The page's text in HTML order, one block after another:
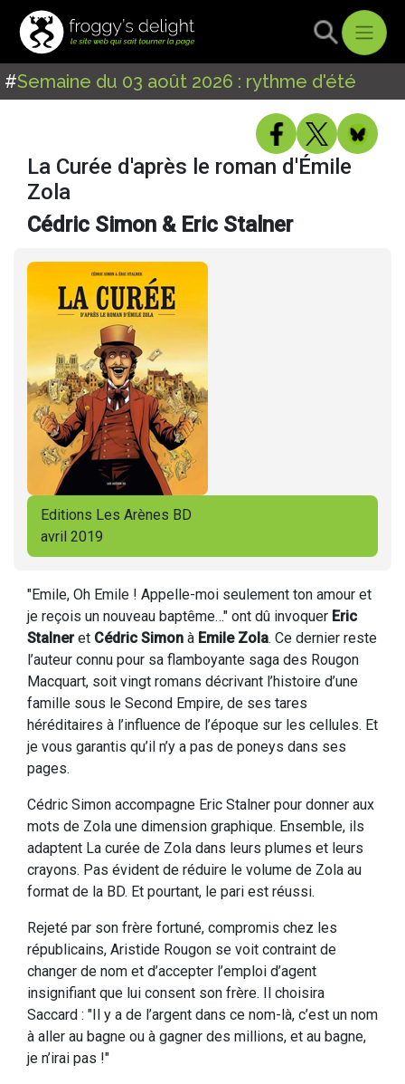
#Semaine du 03 août 2026 : rythme d'été
La Curée d'après le roman d'Émile
Zola
Cédric Simon & Eric Stalner
Editions Les Arènes BD
avril 2019
"Emile, Oh Emile ! Appelle-moi seulement ton amour et
je reçois un nouveau baptême…" ont dû invoquer Eric
Stalneret Cédric Simon à Emile Zola. Ce dernier reste
l’auteur connu pour sa flamboyante saga des Rougon
Macquart, soit vingt romans décrivant l’histoire d’une
famille sous le Second Empire, de ses tares
héréditaires à l’influence de l’époque sur les cellules. Et
je vous garantis qu’il n’y a pas de poneys dans ses
pages.
Cédric Simon accompagne Eric Stalner pour donner aux
mots de Zola une dimension graphique. Ensemble, ils
adaptent La curée de Zola dans leurs plumes et leurs
crayons. Pas évident de réduire le volume de Zola au
format de la BD. Et pourtant, le pari est réussi.
Rejeté par son frère fortuné, compromis chez les
républicains, Aristide Rougon se voit contraint de
changer de nom et d’accepter l’emploi d’agent
insignifiant que lui consent son frère. Il choisira
Saccard : "Il y a de l’argent dans ce nom-là, c’est un nom
à aller au bagne ou à gagner des millions, et au bagne,
je n’irai pas !"